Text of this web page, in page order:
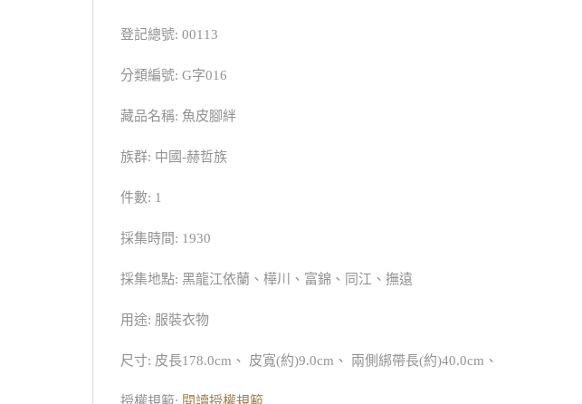
登記總號: 00113
分類編號: G字016
藏品名稱: 魚皮腳絆
族群: 中國-赫哲族
件數: 1
採集時間: 1930
採集地點: 黑龍江依蘭、樺川、富錦、同江、撫遠
用途: 服裝衣物
尺寸: 皮長178.0cm、 皮寬(約)9.0cm、 兩側綁帶長(約)40.0cm、